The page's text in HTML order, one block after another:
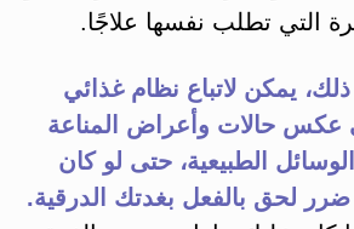
التي تطلب نفسها علاجًا.
يمكن لاتباع نظام غذائي
حالات وأعراض المناعة
الطبيعية، حتى لو كان
لحق بالفعل بغدتك الدرقية.